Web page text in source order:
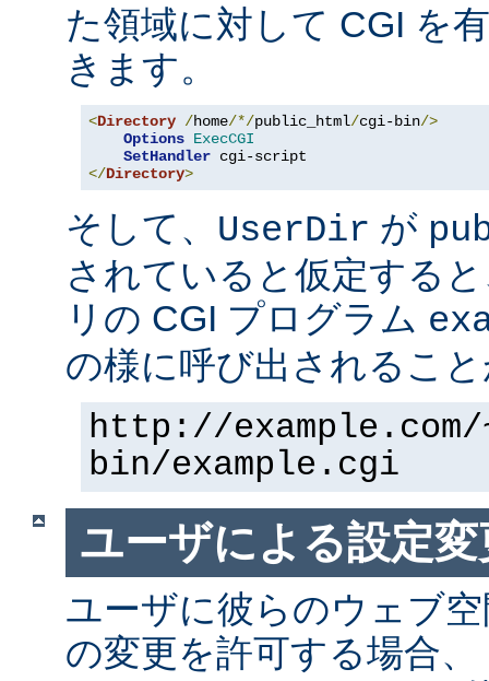
た領域に対して CGI を
きます。
<Directory /home/*/public_html/cgi-bin/>
Options ExecCGI
SetHandler
</Directory>
そして、 UserDir が
されていると仮定する
リの CGI プログラム
の様に呼び出されるこ
http://
bin/example.cgi
ユーザによる設定
ユーザに彼らのウェブ
の変更を許可する場合